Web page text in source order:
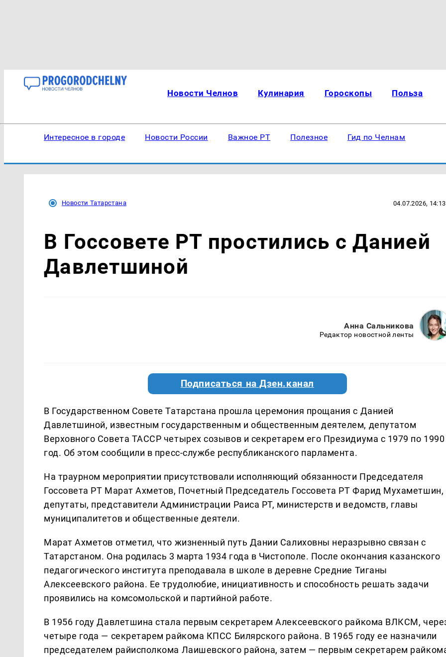
Новости Челнов Кулинария Гороскопы Польза
Интересное в городе Новости России Важное РТ Полезное Гид по Челнам
Новости Татарстана 04.07.2026, 14:13
В Госсовете РТ простились с Данией
Давлетшиной
Анна Сальникова
Редактор новостной ленты
Подписаться на Дзен.канал
В Государственном Совете Татарстана прошла церемония прощания с Данией
Давлетшиной, известным государственным и общественным деятелем, депутатом
Верховного Совета ТАССР четырех созывов и секретарем его Президиума с 1979 по 1990
год. Об этом сообщили в пресс-службе республиканского парламента.
На траурном мероприятии присутствовали исполняющий обязанности Председателя
Госсовета РТ Марат Ахметов, Почетный Председатель Госсовета РТ Фарид Мухаметшин,
депутаты, представители Администрации Раиса РТ, министерств и ведомств, главы
муниципалитетов и общественные деятели.
Марат Ахметов отметил, что жизненный путь Дании Салиховны неразрывно связан с
Татарстаном. Она родилась 3 марта 1934 года в Чистополе. После окончания казанского
педагогического института преподавала в школе в деревне Средние Тиганы
Алексеевского района. Ее трудолюбие, инициативность и способность решать задачи
проявились на комсомольской и партийной работе.
В 1956 году Давлетшина стала первым секретарем Алексеевского райкома ВЛКСМ,
четыре года — секретарем райкома КПСС Билярского района. В 1965 году ее назначили
председателем райисполкома Лаишевского района, затем — первым секретарем